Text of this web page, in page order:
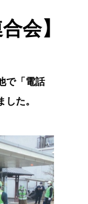
会】
で「電話
た。